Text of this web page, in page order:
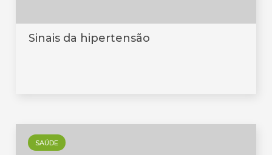
Sinais da hipertensão
SAÚDE